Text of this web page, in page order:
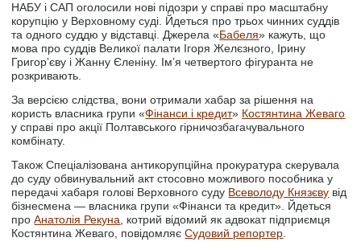
НАБУ і САП оголосили нові підозри у справі про масштабну
корупцію у Верховному суді. Йдеться про трьох чинних суддів
та одного суддю у відставці. Джерела «Бабеля» кажуть, що
мова про суддів Великої палати Ігоря Желєзного, Ірину
Григорʼєву і Жанну Єленіну. Імʼя четвертого фігуранта не
розкривають.
За версією слідства, вони отримали хабар за рішення на
користь власника групи «Фінанси і кредит» Костянтина Жеваго
у справі про акції Полтавського гірничозбагачувального
комбінату.
Також Спеціалізована антикорупційна прокуратура скерувала
до суду обвинувальний акт стосовно можливого пособника у
передачі хабаря голові Верховного суду Всеволоду Князєву від
бізнесмена — власника групи «Фінанси та кредит». Йдеться
проАнатолія Рекуна , котрий відомий як адвокат підприємця
Костянтина Жеваго, повідомляєСудовий репортер